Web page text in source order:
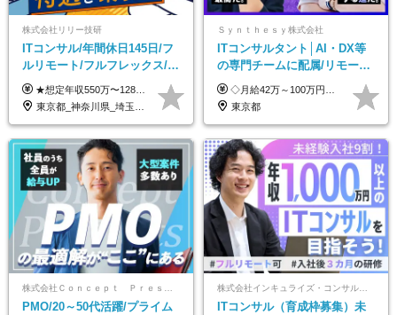
株式会社リリー技研
ITコンサル/年間休日145日/フ
ルリモート/フルフレックス/残
業基本なし/全国からの応募
OK/特別休暇あり
★想定年収550万〜1289万円 ■契約社員 月給45.8万〜71.6万円 ★想定年収688万〜1611万円 ■正社員 月給57.3万〜89.5万円 ※給与は経験・スキルを考慮の上、決定します。 ※試用期間3ヶ月（その間の給与・待遇に差異はありません）期間は短縮の可能性あり ※残業代は別途全額支給します 【★評価について★】 弊社では、1〜7の7段階からなる等級制を導入しています。 【★昇給の仕組み★】 等級が1段階上がるごとに、基本給の25％に相当する額が昇給されます。 評価は年2回実施されるため、年に2回の昇給チャンスがあります。 頑張りが正当に評価される、透明性の高い制度です。
東京都_神奈川県_埼玉県_千葉県_大阪府_愛知県_北海道_青森県_岩手県_宮城県_秋田県_山形県_福島県_茨城県_栃木県_群馬県_新潟県_山梨県_長野県_富山県_石川県_福井県_静岡県_岐阜県_三重県_兵庫県_京都府_滋賀県_奈良県_和歌山県_広島県_岡山県_鳥取県_島根県_山口県_徳島県_香川県_愛媛県_高知県_福岡県_熊本県_佐賀県_長崎県_大分県_宮崎県_鹿児島県_沖縄県
Ｓｙｎｔｈｅｓｙ株式会社
ITコンサルタント│AI・DX等
の専門チームに配属/リモート
×フレックス/Big4と同水準の
給与・待遇
◇月給42万～100万円＋賞与年2回 └年収900～1600万円可能 ★☆年収例☆★ ◎37歳・元開発エンジニア └年収900万（2年後に年収150万UP実績） ◎40歳・元SierのPM └年収1400万（2年後に年収300万UP実績） ◎43歳・元コンサルタント └年収1600万（2年後に年収200万UP実績） ※経験・スキルを考慮し決定します ※試用期間3～6カ月あり（その間の待遇に差異はありません） 【固定残業代について】 なし（残業代は、実際の労働時間に応じて別途全額支給）
東京都
PMO/20～50代活躍/プライム
ITコンサル（育成枠募集）未